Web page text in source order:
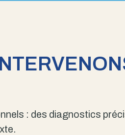
: des diagnostics